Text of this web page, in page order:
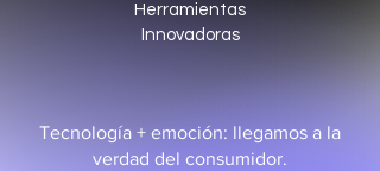
Herramientas
Innovadoras
Tecnología + emoción: llegamos a la
verdad del consumidor.